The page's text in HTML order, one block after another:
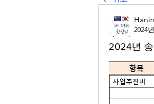
2024
2024년